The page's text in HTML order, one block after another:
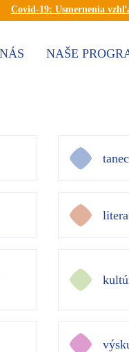
Covid-19: Usmernenia
NAŠE
tanec